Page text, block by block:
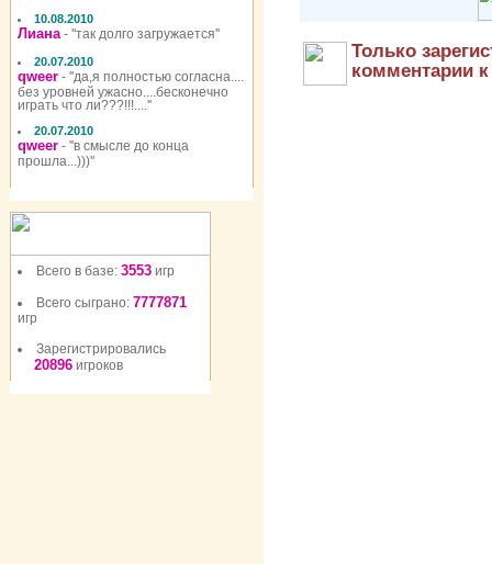
10.08.2010
Лиана- ''так долго загружается''
20.07.2010
qweer - ''да,я полностью согласна....
без уровней ужасно....бесконечно
играть что ли???!!!....''
20.07.2010
qweer - ''в смысле до конца
прошла...)))''
Всего в базе: 3553 игр
Всего сыграно: 7777871
игр
Зарегистрировались
20896 игроков
Только
комментарии